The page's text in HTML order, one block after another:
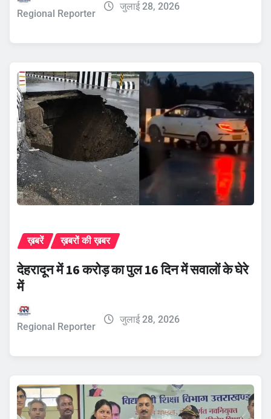
Regional Reporter
जुलाई 28, 2026
ख़बरें ख़बरों की ख़बर
देहरादून में 16 करोड़ का पुल 16 दिन में सवालों के घेरे
में
Regional Reporter
जुलाई 28, 2026